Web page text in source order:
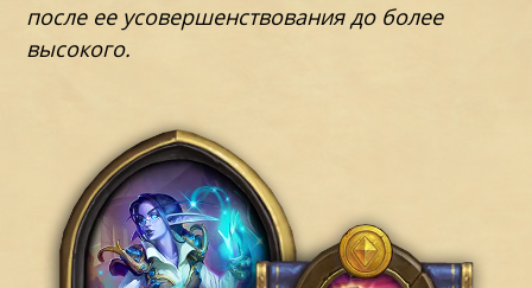
после ее усовершенствования до более
высокого.